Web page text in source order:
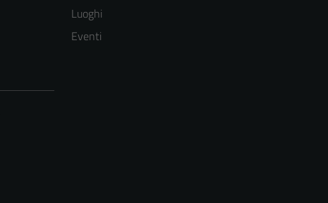
Luoghi
Eventi